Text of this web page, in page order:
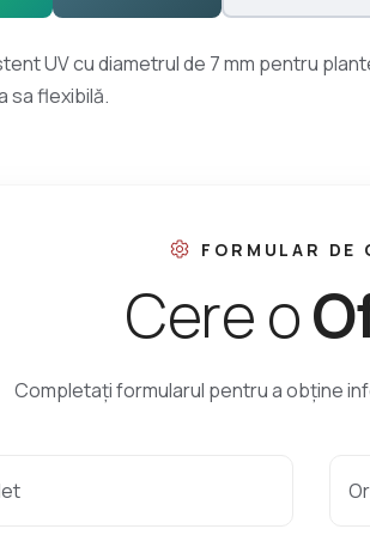
UV cu diametrul de 7 mm pentru
sa flexibilă.
FORMULAR DE
CereoO
Completați formularul pentru a obține